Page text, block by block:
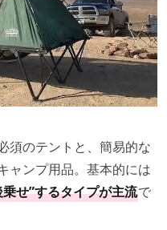
須のテントと、簡易的な
ャンプ用品。基本的には
せ”するタイプが主流で